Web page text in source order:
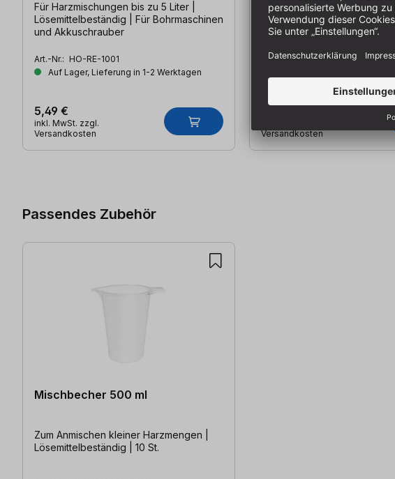
Für Harzmischungen bis zu 5 Liter |
Lösemittelbeständig | Für Bohrmaschinen
und Akkuschrauber
Art.-Nr.: HO-RE-1001
Auf Lager, Lieferung in 1-2 Werktagen
5,49 €
inkl. MwSt. zzgl.
Versandkosten
Wiederverwendbar |
Mischbecher | Für
und zur Aufbewahrung
Art.-Nr.: HO-RE-1013
Versandkosten
Passendes Zubehör
Mischbecher 500 ml
Zum Anmischen kleiner Harzmengen |
Lösemittelbeständig | 10 St.